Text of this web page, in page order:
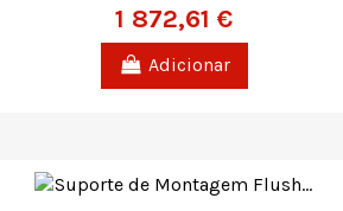
1 872,61 €
Adicionar